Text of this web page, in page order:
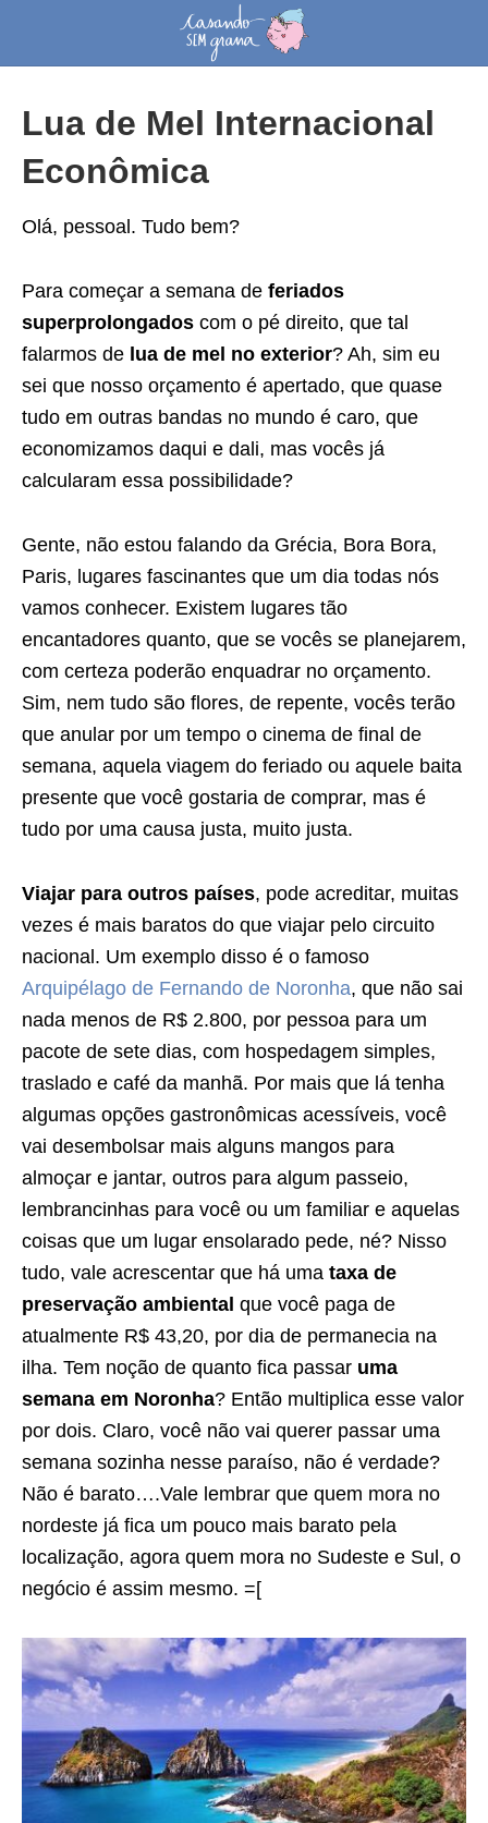
Lua de Mel Internacional
Econômica
Olá, pessoal. Tudo bem?
Para começar a semana de feriados
superprolongados com o pé direito, que tal
falarmos de lua de mel no exterior? Ah, sim eu
sei que nosso orçamento é apertado, que quase
tudo em outras bandas no mundo é caro, que
economizamos daqui e dali, mas vocês já
calcularam essa possibilidade?
Gente, não estou falando da Grécia, Bora Bora,
Paris, lugares fascinantes que um dia todas nós
vamos conhecer. Existem lugares tão
encantadores quanto, que se vocês se planejarem,
com certeza poderão enquadrar no orçamento.
Sim, nem tudo são flores, de repente, vocês terão
que anular por um tempo o cinema de final de
semana, aquela viagem do feriado ou aquele baita
presente que você gostaria de comprar, mas é
tudo por uma causa justa, muito justa.
Viajar para outros países, pode acreditar, muitas
vezes é mais baratos do que viajar pelo circuito
nacional. Um exemplo disso é o famoso
Arquipélago de Fernando de Noronha, que não sai
nada menos de R$ 2.800, por pessoa para um
pacote de sete dias, com hospedagem simples,
traslado e café da manhã. Por mais que lá tenha
algumas opções gastronômicas acessíveis, você
vai desembolsar mais alguns mangos para
almoçar e jantar, outros para algum passeio,
lembrancinhas para você ou um familiar e aquelas
coisas que um lugar ensolarado pede, né? Nisso
tudo, vale acrescentar que há uma taxa de
preservação ambiental que você paga de
atualmente R$ 43,20, por dia de permanecia na
ilha. Tem noção de quanto fica passar uma
semana em Noronha? Então multiplica esse valor
por dois. Claro, você não vai querer passar uma
semana sozinha nesse paraíso, não é verdade?
Não é barato….Vale lembrar que quem mora no
nordeste já fica um pouco mais barato pela
localização, agora quem mora no Sudeste e Sul, o
negócio é assim mesmo. =[